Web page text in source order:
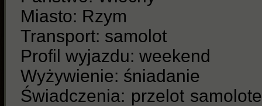
Miasto: Rzym
Transport: samolot
Profil wyjazdu: weekend
Wyżywienie: śniadanie
Świadczenia: przelot